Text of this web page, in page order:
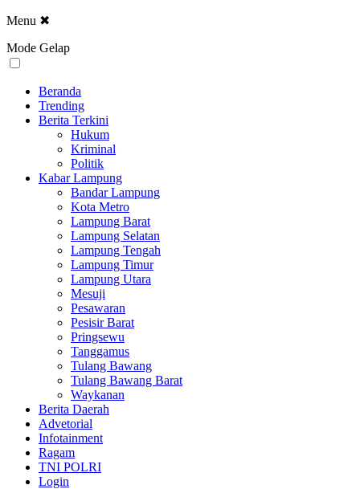
Menu ✖
Mode Gelap
Beranda
Trending
Berita Terkini
Hukum
Kriminal
Politik
Kabar Lampung
Bandar Lampung
Kota Metro
Lampung Barat
Lampung Selatan
Lampung Tengah
Lampung Timur
Lampung Utara
Mesuji
Pesawaran
Pesisir Barat
Pringsewu
Tanggamus
Tulang Bawang
Tulang Bawang Barat
Waykanan
Berita Daerah
Advetorial
Infotainment
Ragam
TNI POLRI
Login